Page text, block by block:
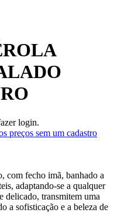
login.
preços sem um cadastro
com fecho imã, banhado a
adaptando-se a qualquer
delicado, transmitem uma
a sofisticação e a beleza de